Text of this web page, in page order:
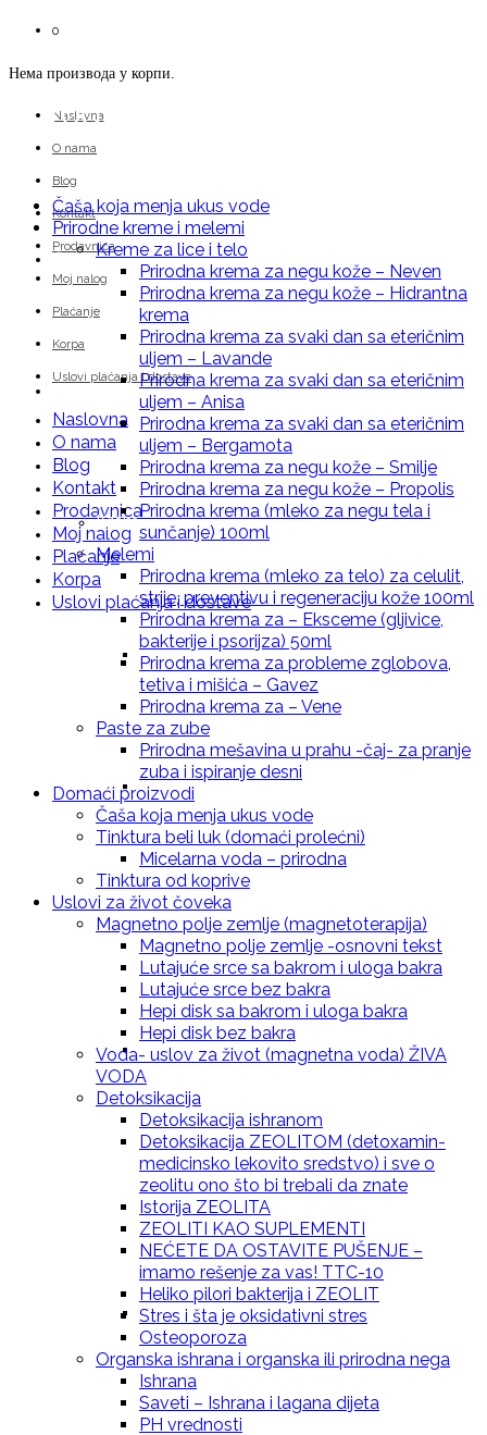
0
Нема производа у корпи.
Naslovna
O nama
Blog
Kontakt
Prodavnica
Moj nalog
Plaćanje
Korpa
Uslovi plaćanja i dostave
Naslovna
O nama
Blog
Kontakt
Prodavnica
Moj nalog
Plaćanje
Korpa
Uslovi plaćanja i dostave
Priroda i Zdravlje.com
Čaša koja menja ukus vode
Prirodne kreme i melemi
Kreme za lice i telo
Prirodna krema za negu kože – Neven
Prirodna krema za negu kože – Hidrantna
krema
Prirodna krema za svaki dan sa eteričnim
uljem – Lavande
Prirodna krema za svaki dan sa eteričnim
Čaša koja menja ukus vode
Prirodne kreme i melemi
Kreme za lice i telo
Prirodna krema za negu kože – Neven
Prirodna krema za negu kože – Hidrantna
krema
Prirodna krema za svaki dan sa eteričnim
uljem – Lavande
Prirodna krema za svaki dan sa eteričnim
uljem – Anisa
Prirodna krema za svaki dan sa eteričnim
uljem – Bergamota
Prirodna krema za negu kože – Smilje
Prirodna krema za negu kože – Propolis
Prirodna krema (mleko za negu tela i
sunčanje) 100ml
Melemi
Prirodna krema (mleko za telo) za celulit,
strije, preventivu i regeneraciju kože 100ml
Prirodna krema za – Eksceme (gljivice,
bakterije i psorijza) 50ml
Prirodna krema za probleme zglobova,
tetiva i mišića – Gavez
Prirodna krema za – Vene
Paste za zube
Prirodna mešavina u prahu -čaj- za pranje
zuba i ispiranje desni
Domaći proizvodi
Čaša koja menja ukus vode
Tinktura beli luk (domaći prolećni)
Micelarna voda – prirodna
Tinktura od koprive
Uslovi za život čoveka
Magnetno polje zemlje (magnetoterapija)
Magnetno polje zemlje -osnovni tekst
Lutajuće srce sa bakrom i uloga bakra
Lutajuće srce bez bakra
Hepi disk sa bakrom i uloga bakra
Hepi disk bez bakra
Voda- uslov za život (magnetna voda) ŽIVA
VODA
Detoksikacija
Detoksikacija ishranom
Detoksikacija ZEOLITOM (detoxamin-
medicinsko lekovito sredstvo) i sve o
zeolitu ono što bi trebali da znate
Istorija ZEOLITA
ZEOLITI KAO SUPLEMENTI
NEĆETE DA OSTAVITE PUŠENJE –
imamo rešenje za vas! TTC-10
Heliko pilori bakterija i ZEOLIT
Stres i šta je oksidativni stres
Osteoporoza
Organska ishrana i organska ili prirodna nega
Ishrana
Saveti – Ishrana i lagana dijeta
PH vrednosti